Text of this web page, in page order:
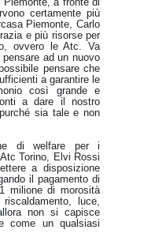
certamente più
Piemonte, Carlo
e più risorse per
ovvero le Atc. Va
ad un nuovo
pensare che
a garantire le
così grande e
a dare il nostro
sia tale e non
di welfare per i
Torino, Elvi Rossi
a disposizione
il pagamento di
milione di morosità
luce,
non si capisce
come un qualsiasi